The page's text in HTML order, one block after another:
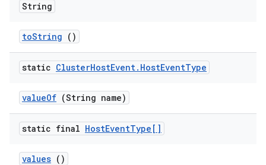
String
toString ()
static ClusterHostEvent. HostEventType
valueOf (String name)
static final HostEventType[]
values ()